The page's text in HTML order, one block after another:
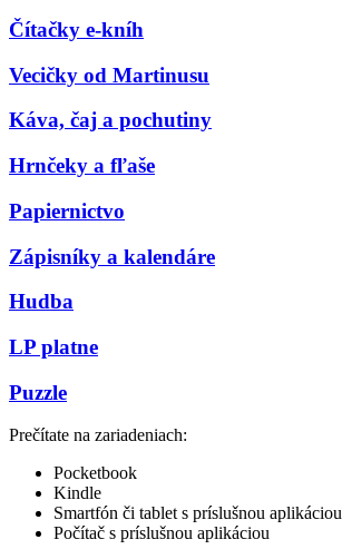
Čítačky e-kníh
Vecičky od Martinusu
Káva, čaj a pochutiny
Hrnčeky a fľaše
Papiernictvo
Zápisníky a kalendáre
Hudba
LP platne
Puzzle
Prečítate na zariadeniach:
Pocketbook
Kindle
Smartfón či tablet s príslušnou aplikáciou
Počítač s príslušnou aplikáciou